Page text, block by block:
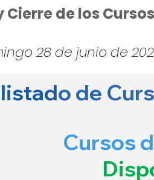
de los
28 de junio de
o de
Cursos